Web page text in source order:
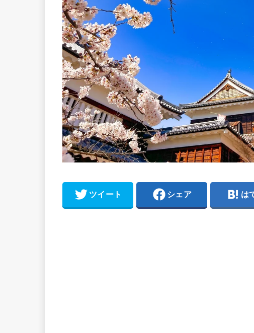
ツイート シェア は